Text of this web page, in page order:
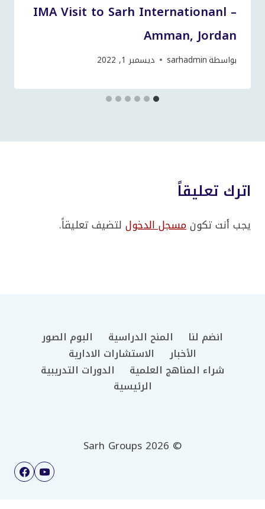
IMA Visit to Sarh Internationanl –
Amman, Jordan
بواسطةsarhadmin ديسمبر 1, 2022
اترك تعليقاً
يجب أنت تكونمسجل الدخول لتضيف تعليقاً.
انضم لنا المنح الدراسية
البوم الصور
الأخبار
الاستشارات الادارية
شراء المناهج العلمية
الدورات التدريبية
الرئيسية
© 2026 Sarh Groups